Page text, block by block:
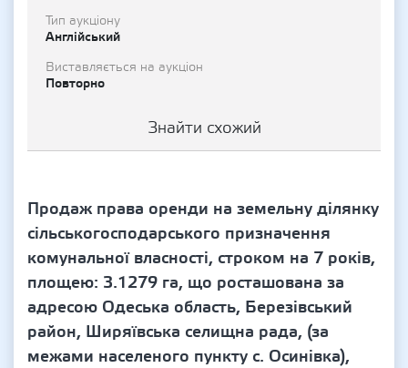
Тип аукціону
Англійський
Виставляється на аукціон
Повторно
Знайти схожий
Продаж права оренди на земельну ділянку
сільськогосподарського призначення
комунальної власності, строком на 7 років,
площею: 3.1279 га, що росташована за
адресою Одеська область, Березівський
район, Ширяївська селищна рада, (за
межами населеного пункту с. Осинівка),